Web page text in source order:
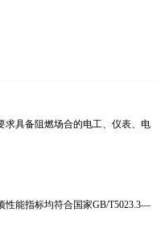
求具备阻燃场合的电工、仪表、电
性能指标均符合国家GB/T5023.3—